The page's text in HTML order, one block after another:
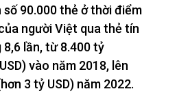
số 90.000 thẻ ở thời điểm
người Việt qua thẻ tín
lần, từ 8.400 tỷ
vào năm 2018, lên
3 tỷ USD) năm 2022.